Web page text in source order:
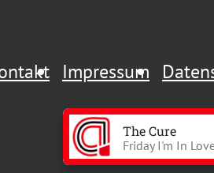
Impressum
The Cure
Friday I'm In